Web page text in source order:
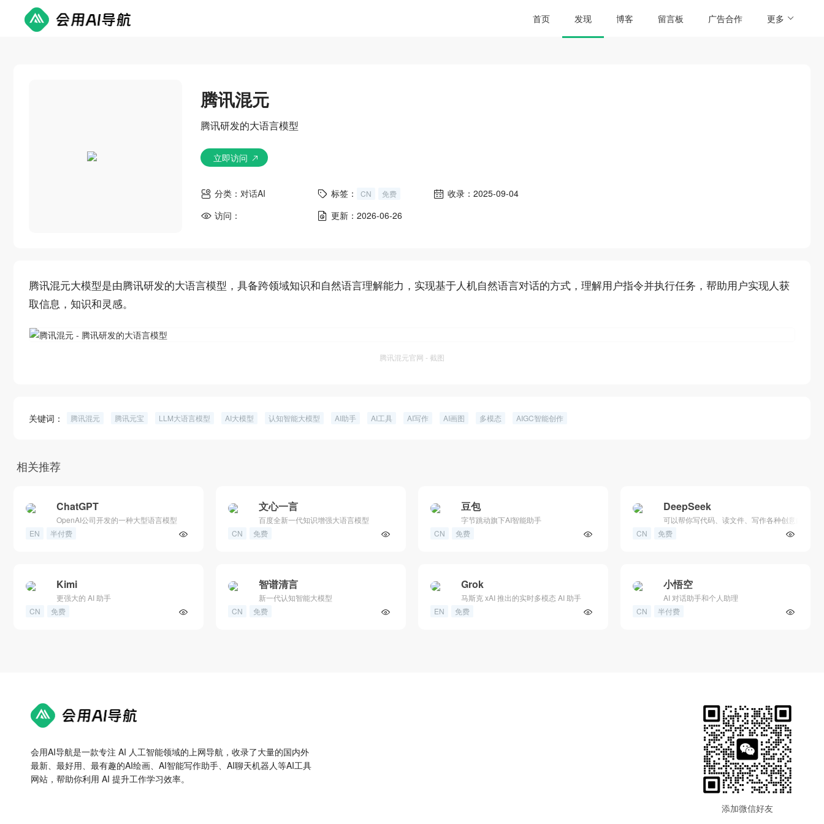
首页 发现 博客 留言板 广告合作 更多
腾讯混元
腾讯研发的大语言模型
立即访问
分类： 对话AI 标签： CN 免费
收录：2025-09-04
访问：
更新：2026-06-26
腾讯混元大模型是由腾讯研发的大语言模型，具备跨领域知识和自然语言理解能力，实现基于人机自然语言对话的方式，理解用户指令并执行任务，帮助用户实现人获
取信息，知识和灵感。
腾讯混元官网 - 截图
关键词： 腾讯混元 腾讯元宝 LLM大语言模型 AI大模型 认知智能大模型 AI助手 AI工具 AI写作 AI画图 多模态 AIGC智能创作
相关推荐
ChatGPT
OpenAI公司开发的一种大型语言模型
EN
半付费
文心一言
百度全新一代知识增强大语言模型
CN
免费
豆包
字节跳动旗下AI智能助手
CN
免费
DeepSeek
可以帮你写代码、读文件、写作各种创意内容
CN
免费
Kimi
更强大的 AI 助手
CN
免费
智谱清言
新一代认知智能大模型
CN
免费
Grok
马斯克 xAI 推出的实时多模态 AI 助手
EN
免费
小悟空
AI 对话助手和个人助理
CN
半付费
会用AI导航是一款专注 AI 人工智能领域的上网导航，收录了大量的国内外
最新、最好用、最有趣的AI绘画、AI智能写作助手、AI聊天机器人等AI工具
网站，帮助你利用 AI 提升工作学习效率。
添加微信好友